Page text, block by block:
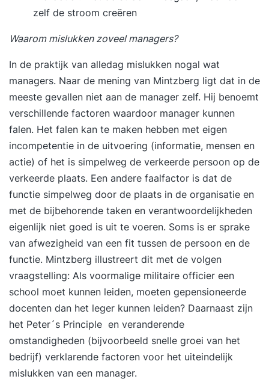
inleidingen, praktische opdrachten en
reflectiemomenten die direct toepasbaar zijn in je
werk. Tussen de twee trainingsdagen door pas je
tweede bijeenkomst bespreek je samen met de
trainer en de groep je ervaringen, inzichten en
resultaten. Je sluit de training af met een
persoonlijke eindevaluatie en een concreet
actieplan voor de periode daarna. Stap 3. Een
jaar lang toegang tot het Online Learning
Platform Vanaf de eerste trainingsdag krijg je
toegang tot het YEARTH Online Learning
Platform. Hier vind je verdiepende artikelen,
opdrachten en tools om het geleerde direct toe
te passen. Je leert waar en wanneer het jou
uitkomt via de YEARTH app, je tablet of
computer. Zo haal je het maximale resultaat uit je
training en pas je het geleerde duurzaam toe in je
dagelijkse praktijk. Over je trainer De training
wordt verzorgd door een ervaren trainer met
ruime praktijkervaring. Onze trainers combineren
kennis, analytisch vermogen en een scherp
observatievermogen met een persoonlijke en
positieve aanpak. Ze confronteren op een
zelf de stroom creëren
Waarom mislukken zoveel managers?
In de praktijk van alledag mislukken nogal wat
managers. Naar de mening van Mintzberg ligt dat in de
meeste gevallen niet aan de manager zelf. Hij benoemt
verschillende factoren waardoor manager kunnen
falen. Het falen kan te maken hebben met eigen
incompetentie in de uitvoering (informatie, mensen en
actie) of het is simpelweg de verkeerde persoon op de
verkeerde plaats. Een andere faalfactor is dat de
functie simpelweg door de plaats in de organisatie en
met de bijbehorende taken en verantwoordelijkheden
eigenlijk niet goed is uit te voeren. Soms is er sprake
van afwezigheid van een fit tussen de persoon en de
functie. Mintzberg illustreert dit met de volgen
vraagstelling: Als voormalige militaire officier een
school moet kunnen leiden, moeten gepensioneerde
docenten dan het leger kunnen leiden? Daarnaast zijn
het Peter´s Principle en veranderende
omstandigheden (bijvoorbeeld snelle groei van het
bedrijf) verklarende factoren voor het uiteindelijk
mislukken van een manager.